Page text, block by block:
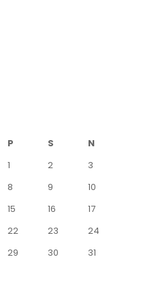
P S
N
1
2
3
8 9
10
15 16
17
22 23
24
29 30 31